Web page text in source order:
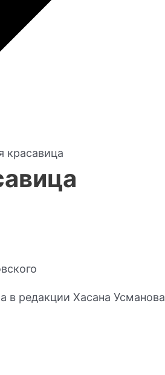
красавица
в редакции Хасана Усманова